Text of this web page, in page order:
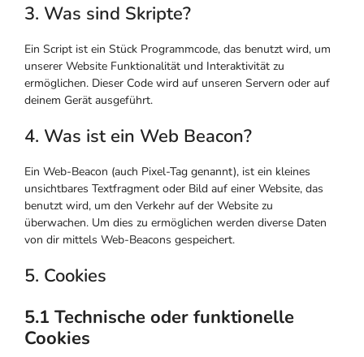
3. Was sind Skripte?
Ein Script ist ein Stück Programmcode, das benutzt wird, um
unserer Website Funktionalität und Interaktivität zu
ermöglichen. Dieser Code wird auf unseren Servern oder auf
deinem Gerät ausgeführt.
4. Was ist ein Web Beacon?
Ein Web-Beacon (auch Pixel-Tag genannt), ist ein kleines
unsichtbares Textfragment oder Bild auf einer Website, das
benutzt wird, um den Verkehr auf der Website zu
überwachen. Um dies zu ermöglichen werden diverse Daten
von dir mittels Web-Beacons gespeichert.
5. Cookies
5.1 Technische oder funktionelle
Cookies